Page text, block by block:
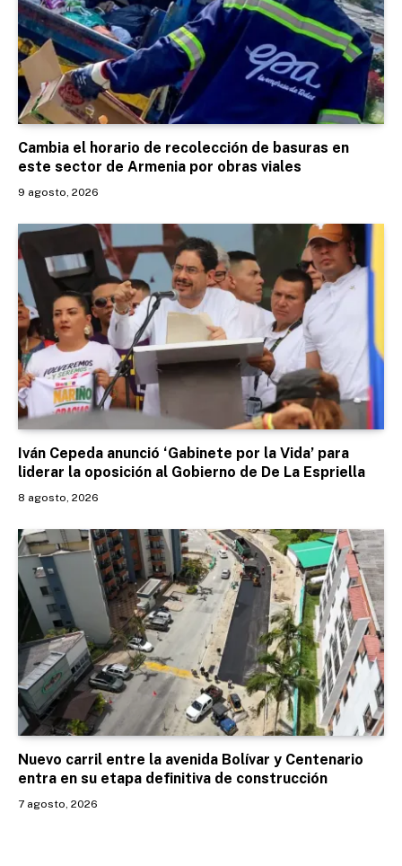
Cambia el horario de recolección de basuras en
este sector de Armenia por obras viales
9 agosto, 2026
Iván Cepeda anunció ‘Gabinete por la Vida’ para
liderar la oposición al Gobierno de De La Espriella
8 agosto, 2026
Nuevo carril entre la avenida Bolívar y Centenario
entra en su etapa definitiva de construcción
7 agosto, 2026